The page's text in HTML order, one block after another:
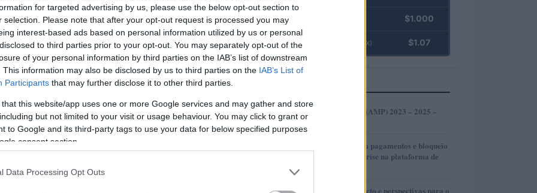
for targeted advertising by us, please use the below opt-out section to
selection. Please note that after your opt-out request is processed you may
interest-based ads based on personal information utilized by us or personal
to third parties prior to your opt-out. You may separately opt-out of the
of your personal information by third parties on the IAB’s list of downstream
This information may also be disclosed by us to third parties on the IAB’s List of
Participants that may further disclose it to other third parties.
that this website/app uses one or more Google services and may gather and store
but not limited to your visit or usage behaviour. You may click to grant or
to Google and its third-party tags to use your data for below specified purposes
consent section.
Data Processing Opt Outs
$1.000
(USDEX) $1.07
1
Amp de Previsão (AMP) 2023 – 2025 –
2030
2
OnilX: Atrasos em pagamentos e bloqueio
de bens revelam crise na plataforma de
Clarity Act: Impacto e perspectivas para o